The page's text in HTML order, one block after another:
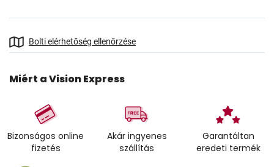
Bolti elérhetőség ellenőrzése
Miért a Vision Express
Bizonságos online
fizetés
Akár ingyenes
szállítás
Garantáltan
eredeti termék